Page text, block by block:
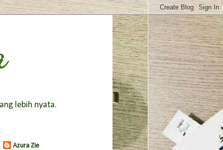
lebih nyata.
Azura Zie